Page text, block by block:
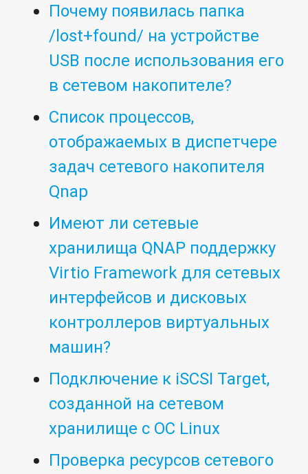
Почему появилась папка
/lost+found/ на устройстве
USB после использования его
в сетевом накопителе?
Список процессов,
отображаемых в диспетчере
задач сетевого накопителя
Qnap
Имеют ли сетевые
хранилища QNAP поддержку
Virtio Framework для сетевых
интерфейсов и дисковых
контроллеров виртуальных
машин?
Подключение к iSCSI Target,
созданной на сетевом
хранилище с ОС Linux
Проверка ресурсов сетевого